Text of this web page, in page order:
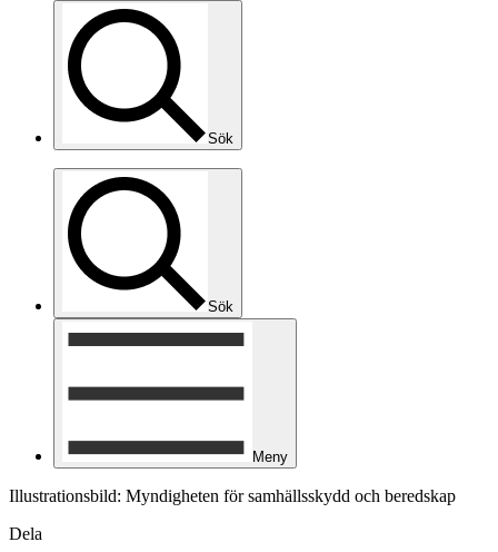
Sök
Sök
Meny
Illustrationsbild: Myndigheten för samhällsskydd och beredskap
Dela